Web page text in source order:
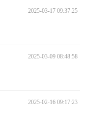
2025-03-17 09:37:25
2025-03-09 08:48:58
2025-02-16 09:17:23